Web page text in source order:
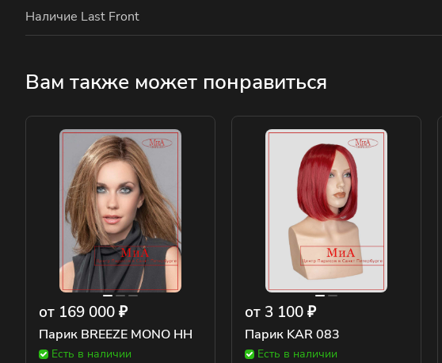
Наличие Last Front
Вам также может понравиться
от 169 000 ₽
Парик BREEZE MONO HH
Есть в наличии
от 3 100 ₽
Парик KAR 083
Есть в наличии